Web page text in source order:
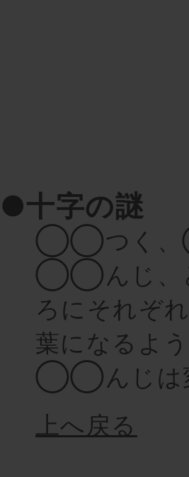
●十字の謎
◯◯つく
◯◯んじ、と
ろにそれぞ
葉になるよう
◯◯んじは
上へ戻る